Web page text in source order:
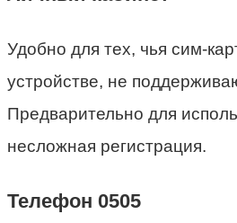
Удобно для тех, чья сим-
устройстве, не
Предварительно для
несложная регистрация.
Телефон 0505